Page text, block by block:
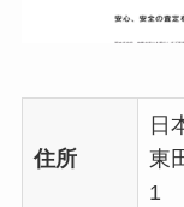
住所
日
東
1